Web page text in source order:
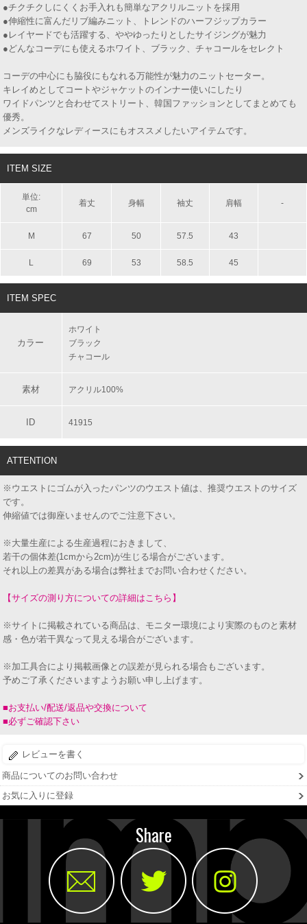
●チクチクしにくくお手入れも簡単なアクリルニットを採用
●伸縮性に富んだリブ編みニット、トレンドのハーフジップカラー
●レイヤードでも活躍する、ややゆったりとしたサイジングが魅力
●どんなコーデにも使えるホワイト、ブラック、チャコールをセレクト
コーデの中心にも脇役にもなれる万能性が魅力のニットセーター。
キレイめとしてコートやジャケットのインナー使いにしたり
ワイドパンツと合わせてストリート、韓国ファッションとしてまとめても
優秀。
メンズライクなレディースにもオススメしたいアイテムです。
ITEM SIZE
単位:
cm
着丈 身幅 袖丈 肩幅 -
M 67 50 57.5 43
L 69 53 58.5 45
ITEM SPEC
カラー
ホワイト
ブラック
チャコール
素材 アクリル100%
ID 41915
ATTENTION
※ウエストにゴムが入ったパンツのウエスト値は、推奨ウエストのサイズ
です。
伸縮値では御座いませんのでご注意下さい。
※大量生産による生産過程におきまして、
若干の個体差(1cmから2cm)が生じる場合がございます。
それ以上の差異がある場合は弊社までお問い合わせください。
【サイズの測り方についての詳細はこちら】
※サイトに掲載されている商品は、モニター環境により実際のものと素材
感・色が若干異なって見える場合がございます。
※加工具合により掲載画像との誤差が見られる場合もございます。
予めご了承くださいますようお願い申し上げます。
■お支払い/配送/返品や交換について
■必ずご確認下さい
レビューを書く
商品についてのお問い合わせ
お気に入りに登録
Share